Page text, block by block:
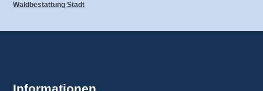
Waldbestattung Stadt